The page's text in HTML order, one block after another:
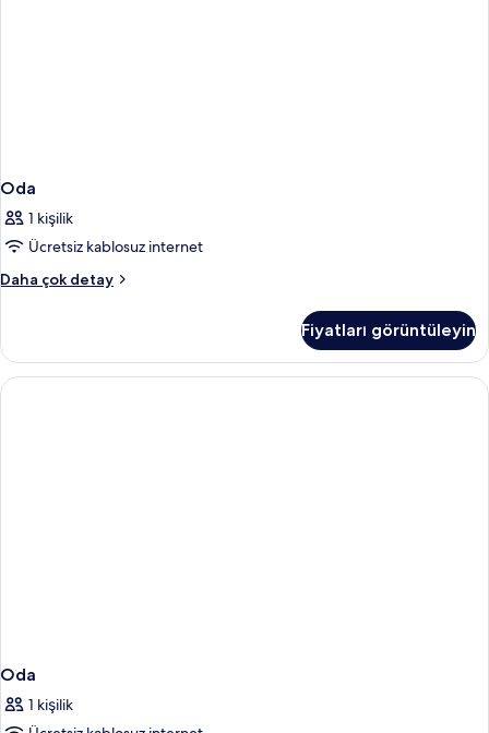
Oda
1 kişilik
Ücretsiz kablosuz internet
Daha çok detay
Oda
detay
Fiyatları görüntüleyin
Oda
1 kişilik